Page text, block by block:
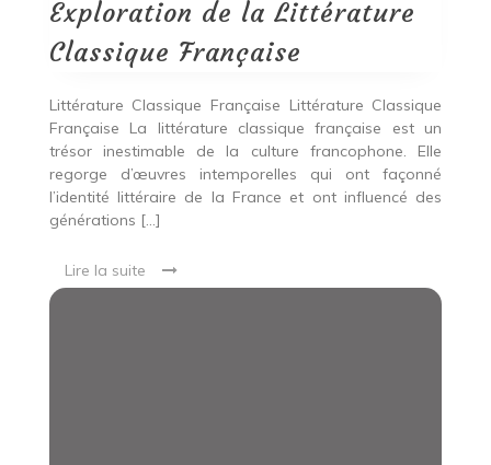
Classique
Française
Exploration de la Littérature
Classique Française
Littérature Classique Française Littérature Classique
Française La littérature classique française est un
trésor inestimable de la culture francophone. Elle
regorge d’œuvres intemporelles qui ont façonné
l’identité littéraire de la France et ont influencé des
générations […]
Lire la suite